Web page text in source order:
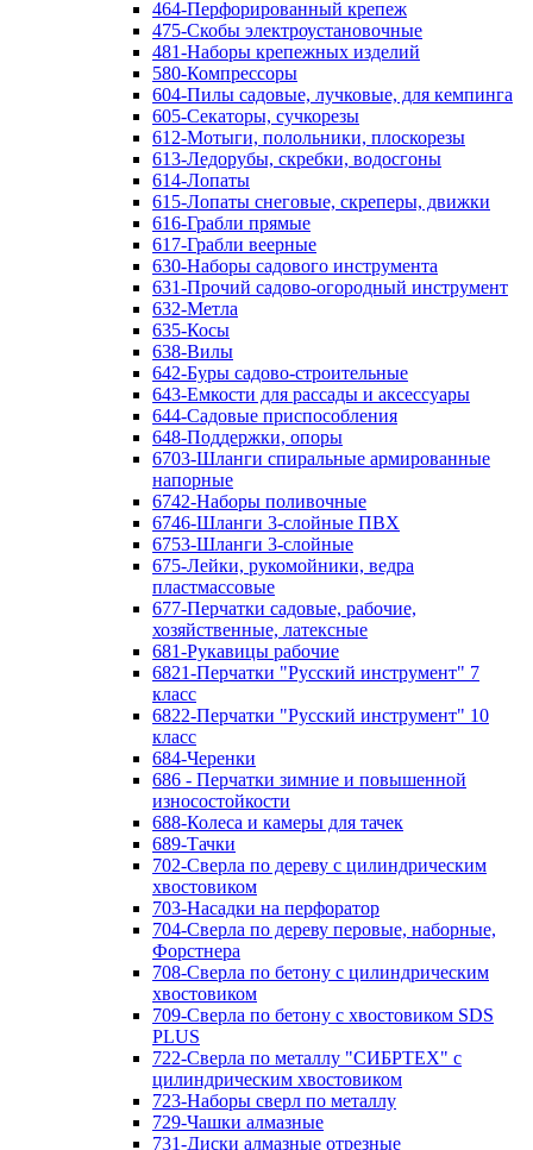
464-Перфорированный крепеж
475-Скобы электроустановочные
481-Наборы крепежных изделий
580-Компрессоры
604-Пилы садовые, лучковые, для кемпинга
605-Секаторы, сучкорезы
612-Мотыги, полольники, плоскорезы
613-Ледорубы, скребки, водосгоны
614-Лопаты
615-Лопаты снеговые, скреперы, движки
616-Грабли прямые
617-Грабли веерные
630-Наборы садового инструмента
631-Прочий садово-огородный инструмент
632-Метла
635-Косы
638-Вилы
642-Буры садово-строительные
643-Емкости для рассады и аксессуары
644-Садовые приспособления
648-Поддержки, опоры
6703-Шланги спиральные армированные
напорные
6742-Наборы поливочные
6746-Шланги 3-слойные ПВХ
6753-Шланги 3-слойные
675-Лейки, рукомойники, ведра
пластмассовые
677-Перчатки садовые, рабочие,
хозяйственные, латексные
681-Рукавицы рабочие
6821-Перчатки "Русский инструмент" 7
класс
6822-Перчатки "Русский инструмент" 10
класс
684-Черенки
686 - Перчатки зимние и повышенной
износостойкости
688-Колеса и камеры для тачек
689-Тачки
702-Сверла по дереву с цилиндрическим
хвостовиком
703-Насадки на перфоратор
704-Сверла по дереву перовые, наборные,
Форстнера
708-Сверла по бетону с цилиндрическим
хвостовиком
709-Сверла по бетону с хвостовиком SDS
PLUS
722-Сверла по металлу "СИБРТЕХ" с
цилиндрическим хвостовиком
723-Наборы сверл по металлу
729-Чашки алмазные
731-Диски алмазные отрезные